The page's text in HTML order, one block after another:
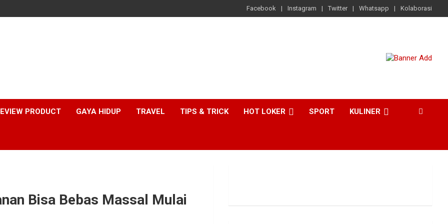
Facebook Instagram Twitter Whatsapp Kolaborasi
PRODUCT GAYA HIDUP TRAVEL TIPS & TRICK HOT LOKER SPORT KULINER
Bisa Bebas Massal Mulai